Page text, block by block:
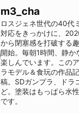
m3_cha
ロスジェネ世代の40代
対応をきっかけに、
から閉塞感を打破する
開始。毎朝1時間、静か
楽しんでいます。この
ラモデル＆食玩の作品
稿。SDガンプラ、ドラ
ど。塗装はもっぱら水
です。